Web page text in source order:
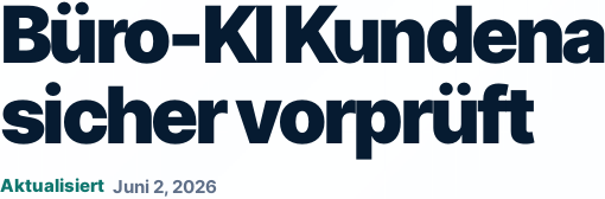
Büro-KI
sicher vorprüft
Juni 2, 2026